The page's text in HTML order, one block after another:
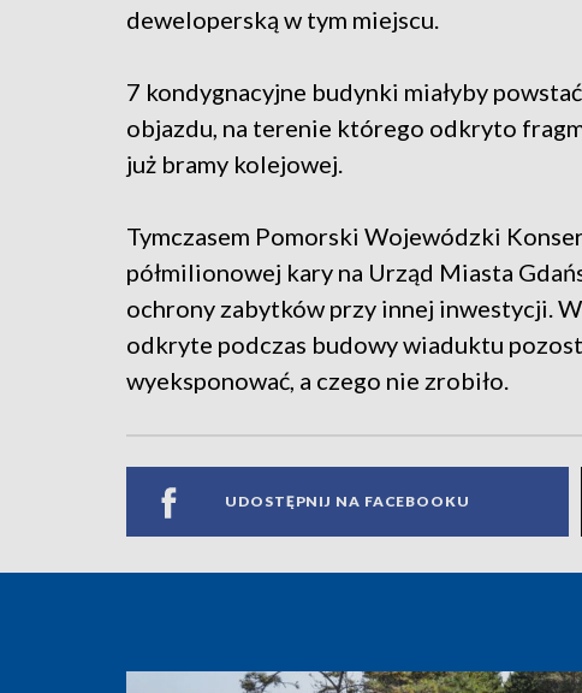
deweloperską w tym miejscu.
7 kondygnacyjne budynki miałyby
objazdu, na terenie którego odkryto
już bramy kolejowej.
Tymczasem Pomorski Wojewódzki
półmilionowej kary na Urząd Miasta
ochrony zabytków przy innej inwestycji.
odkryte podczas budowy wiaduktu
wyeksponować, a czego nie zrobiło.
UDOSTĘPNIJ NA FACEBOOKU